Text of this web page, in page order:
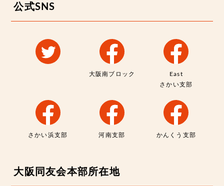
公式SNS
大阪南ブロック
East
さかい支部
さかい浜支部 河南支部 かんくう支部
大阪同友会本部所在地